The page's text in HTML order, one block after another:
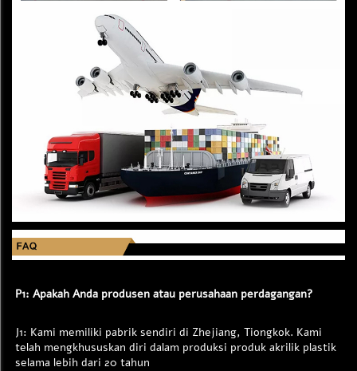
P1: Apakah Anda produsen atau perusahaan perdagangan?
J1: Kami memiliki pabrik sendiri di Zhejiang, Tiongkok. Kami
telah mengkhususkan diri dalam produksi produk akrilik plastik
selama lebih dari 20 tahun